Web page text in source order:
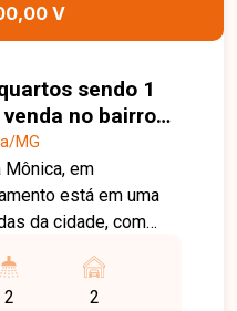
V
sendo 1
MG
MG
Mônica, em
está em uma
da cidade, com
a universidades,
restaurantes
2 2